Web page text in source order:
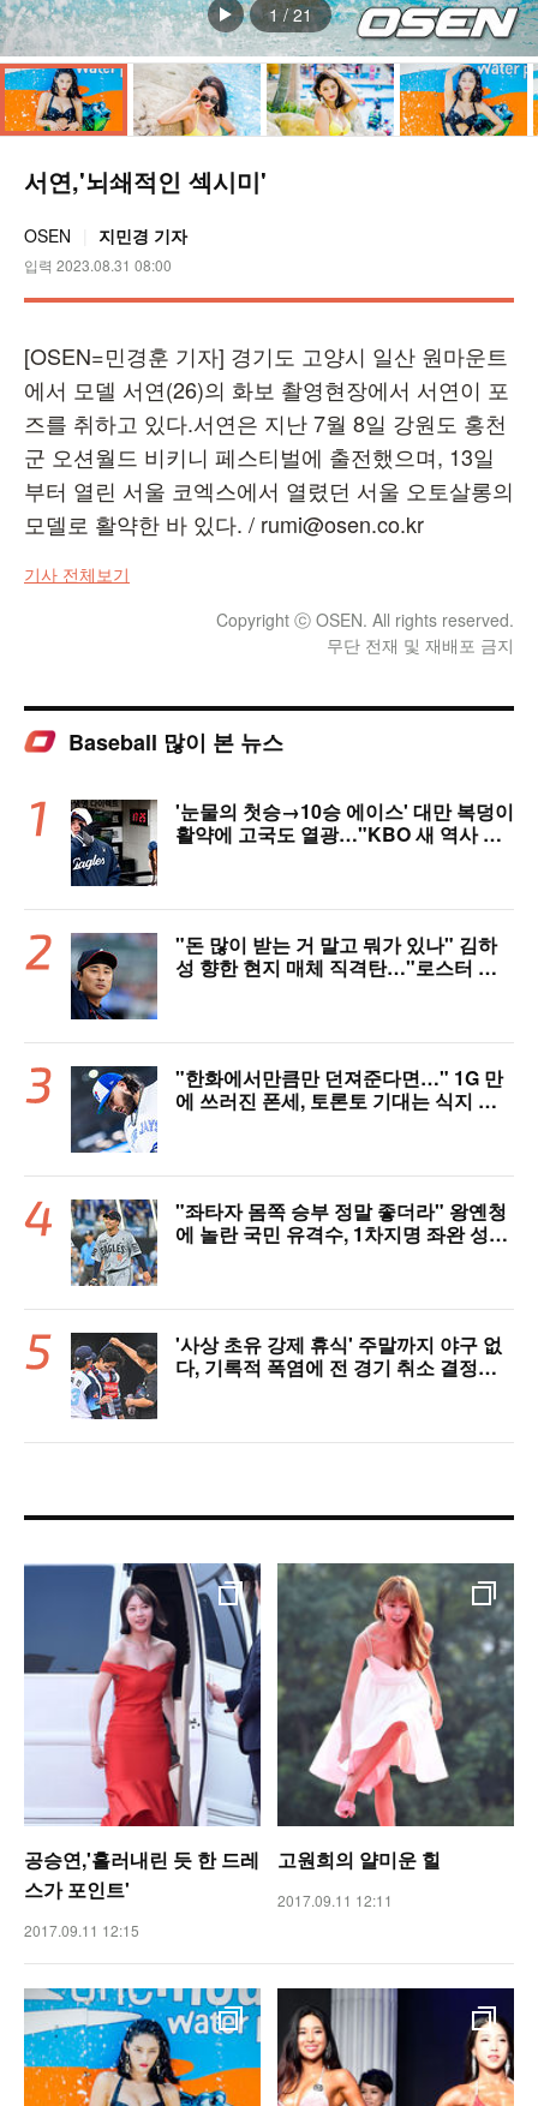
1 / 21
서연,'뇌쇄적인 섹시미'
OSEN 지민경 기자
입력 2023.08.31 08:00
[OSEN=민경훈 기자] 경기도 고양시 일산 원마운트
에서 모델 서연(26)의 화보 촬영현장에서 서연이 포
즈를 취하고 있다.서연은 지난 7월 8일 강원도 홍천
군 오션월드 비키니 페스티벌에 출전했으며, 13일
부터 열린 서울 코엑스에서 열렸던 서울 오토살롱의
모델로 활약한 바 있다. / rumi@osen.co.kr
기사 전체보기
Copyright ⓒ OSEN. All rights reserved.
무단 전재 및 재배포 금지
Baseball 많이 본 뉴스
'눈물의 첫승→10승 에이스' 대만 복덩이
활약에 고국도 열광…"KBO 새 역사 썼
"돈 많이 받는 거 말고 뭐가 있나" 김하
성 향한 현지 매체 직격탄…"로스터 한
"한화에서만큼만 던져준다면…" 1G 만
에 쓰러진 폰세, 토론토 기대는 식지 않
"좌타자 몸쪽 승부 정말 좋더라" 왕옌청
에 놀란 국민 유격수, 1차지명 좌완 성장
'사상 초유 강제 휴식' 주말까지 야구 없
다, 기록적 폭염에 전 경기 취소 결정…1
공승연,'흘러내린 듯 한 드레
스가 포인트'
2017.09.11 12:15
고원희의 얄미운 힐
2017.09.11 12:11